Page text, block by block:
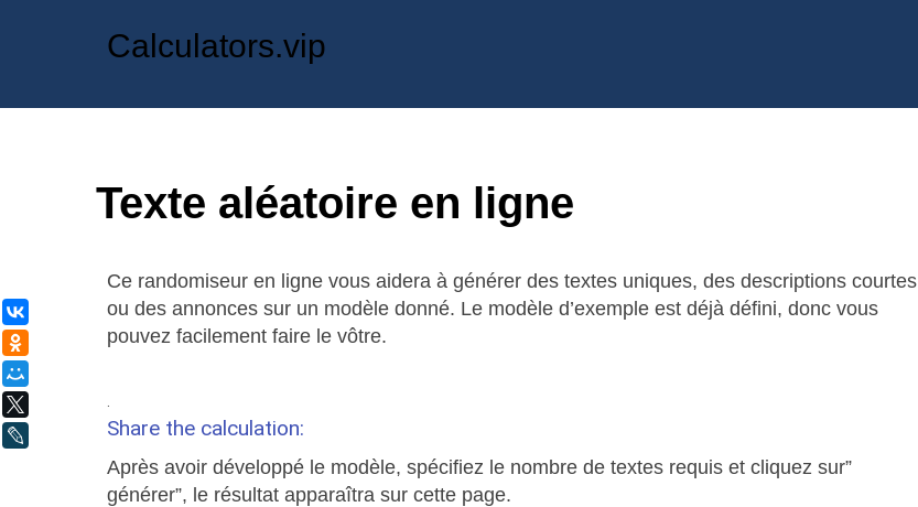
Calculators.vip
Texte aléatoire en ligne
Ce randomiseur en ligne vous aidera à générer des textes uniques, des descriptions courtes
ou des annonces sur un modèle donné. Le modèle d’exemple est déjà défini, donc vous
pouvez facilement faire le vôtre.
Share the calculation:
Après avoir développé le modèle, spécifiez le nombre de textes requis et cliquez sur”
générer”, le résultat apparaîtra sur cette page.
ВКонтакте
Одноклассники
LiveJournal